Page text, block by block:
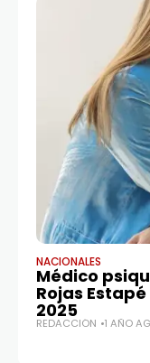
NACIONALES
Médico
Rojas
2025
REDACCIÓN 1 AÑO